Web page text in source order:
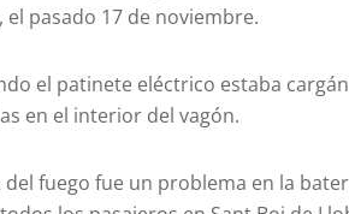
el pasado 17 de noviembre.
el patinete eléctrico estaba
en el interior del vagón.
del fuego fue un problema en la